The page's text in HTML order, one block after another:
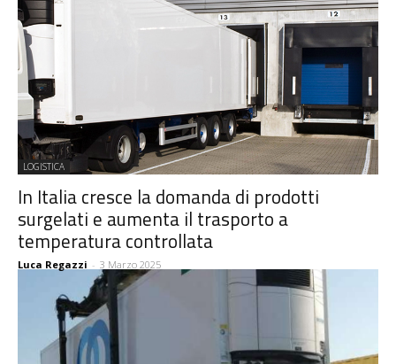
LOGISTICA
In Italia cresce la domanda di prodotti
surgelati e aumenta il trasporto a
temperatura controllata
Luca Regazzi - 3 Marzo 2025